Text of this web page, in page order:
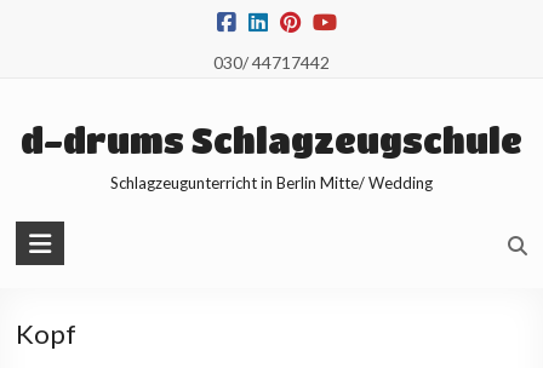
030/ 44717442
d-drums Schlagzeugschule
Schlagzeugunterricht in Berlin Mitte/ Wedding
Kopf